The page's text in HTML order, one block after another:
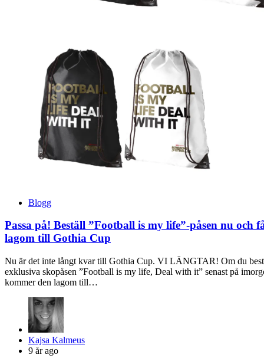
Blogg
Passa på! Beställ ”Football is my life”-påsen nu och
lagom till Gothia Cup
Nu är det inte långt kvar till Gothia Cup. VI LÄNGTAR! Om du
exklusiva skopåsen ”Football is my life, Deal with it” senast på
kommer den lagom till…
Posted
by
Kajsa Kalmeus
9 år ago